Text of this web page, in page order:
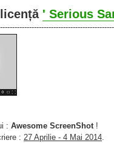
' Serious
: Awesome ScreenShot !
: 27 Aprilie - 4 Mai 2014